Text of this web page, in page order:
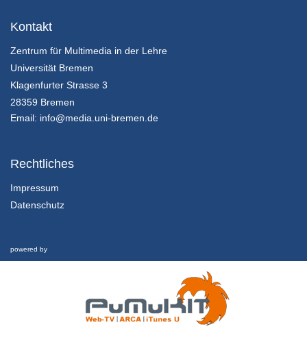
12/03/2021
Kontakt
Zentrum für Multimedia in der Lehre
Universität Bremen
Klagenfurter Strasse 3
28359 Bremen
Email: info@media.uni-bremen.de
Rechtliches
Impressum
Datenschutz
powered by